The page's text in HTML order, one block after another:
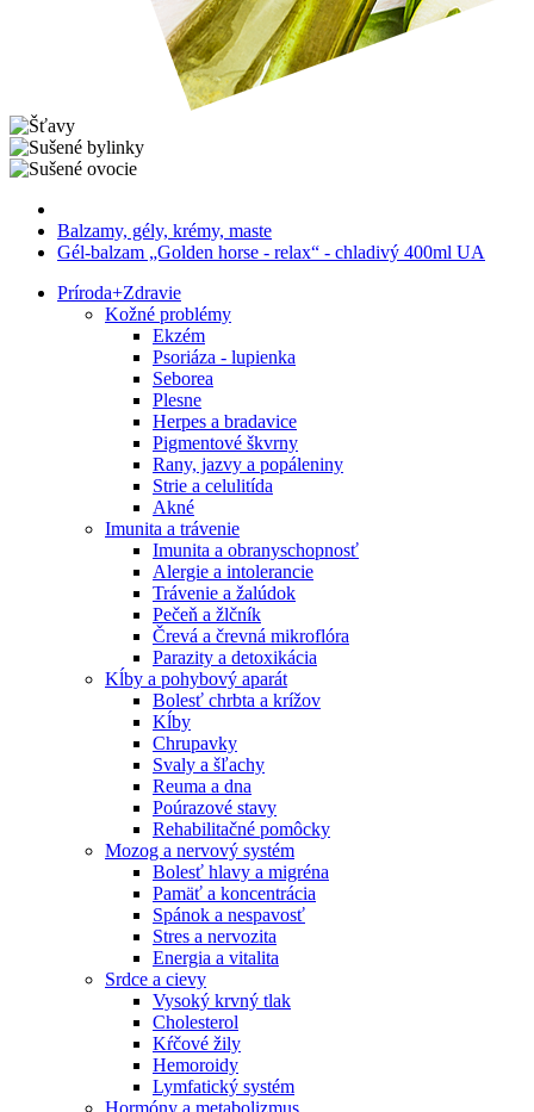
Balzamy, gély, krémy, maste
Gél-balzam „Golden horse - relax“ - chladivý 400ml UA
Príroda+Zdravie
Kožné problémy
Ekzém
Psoriáza - lupienka
Seborea
Plesne
Herpes a bradavice
Pigmentové škvrny
Rany, jazvy a popáleniny
Strie a celulitída
Akné
Imunita a trávenie
Imunita a obranyschopnosť
Alergie a intolerancie
Trávenie a žalúdok
Pečeň a žlčník
Črevá a črevná mikroflóra
Parazity a detoxikácia
Kĺby a pohybový aparát
Bolesť chrbta a krížov
Kĺby
Chrupavky
Svaly a šľachy
Reuma a dna
Poúrazové stavy
Rehabilitačné pomôcky
Mozog a nervový systém
Bolesť hlavy a migréna
Pamäť a koncentrácia
Spánok a nespavosť
Stres a nervozita
Energia a vitalita
Srdce a cievy
Vysoký krvný tlak
Cholesterol
Kŕčové žily
Hemoroidy
Lymfatický systém
Hormóny a metabolizmus